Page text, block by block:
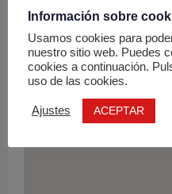
Ubicación
Información sobre
Usamos cookies para
nuestro sitio web. Puedes
cookies a continuación.
uso de las cookies.
Ajustes ACEPTAR